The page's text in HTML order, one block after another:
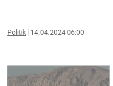
Politik 14.04.2024 06:00